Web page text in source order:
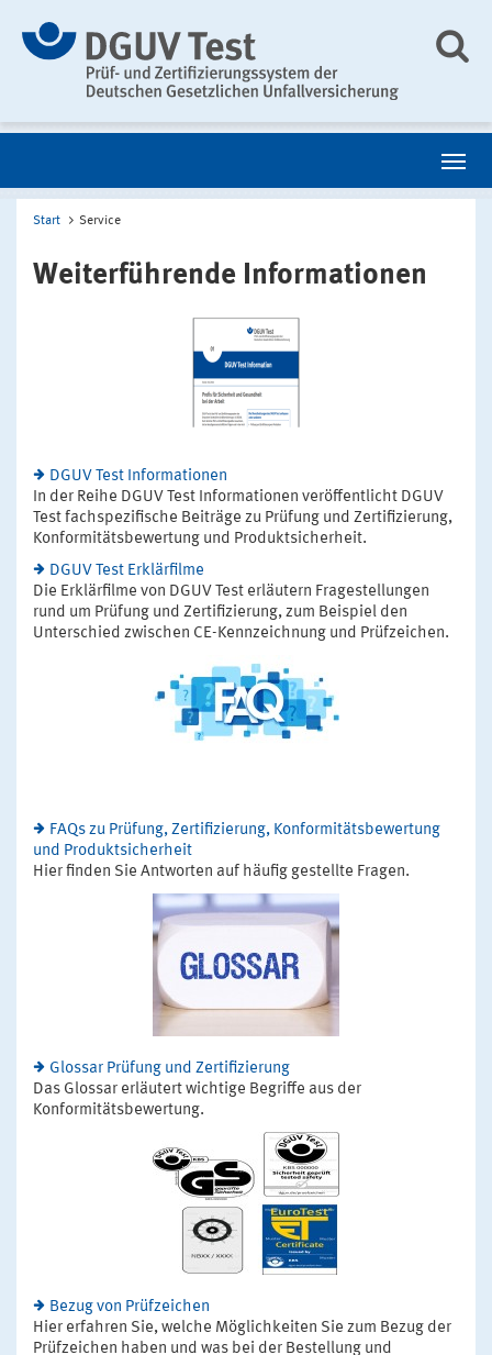
Start Service
Weiterführende Informationen
DGUV Test Informationen
In der Reihe DGUV Test Informationen veröffentlicht DGUV
Test fachspezifische Beiträge zu Prüfung und Zertifizierung,
Konformitätsbewertung und Produktsicherheit.
DGUV Test Erklärfilme
Die Erklärfilme von DGUV Test erläutern Fragestellungen
rund um Prüfung und Zertifizierung, zum Beispiel den
Unterschied zwischen CE-Kennzeichnung und Prüfzeichen.
FAQs zu Prüfung, Zertifizierung, Konformitätsbewertung
und Produktsicherheit
Hier finden Sie Antworten auf häufig gestellte Fragen.
Glossar Prüfung und Zertifizierung
Das Glossar erläutert wichtige Begriffe aus der
Konformitätsbewertung.
Bezug von Prüfzeichen
Hier erfahren Sie, welche Möglichkeiten Sie zum Bezug der
Prüfzeichen haben und was bei der Bestellung und